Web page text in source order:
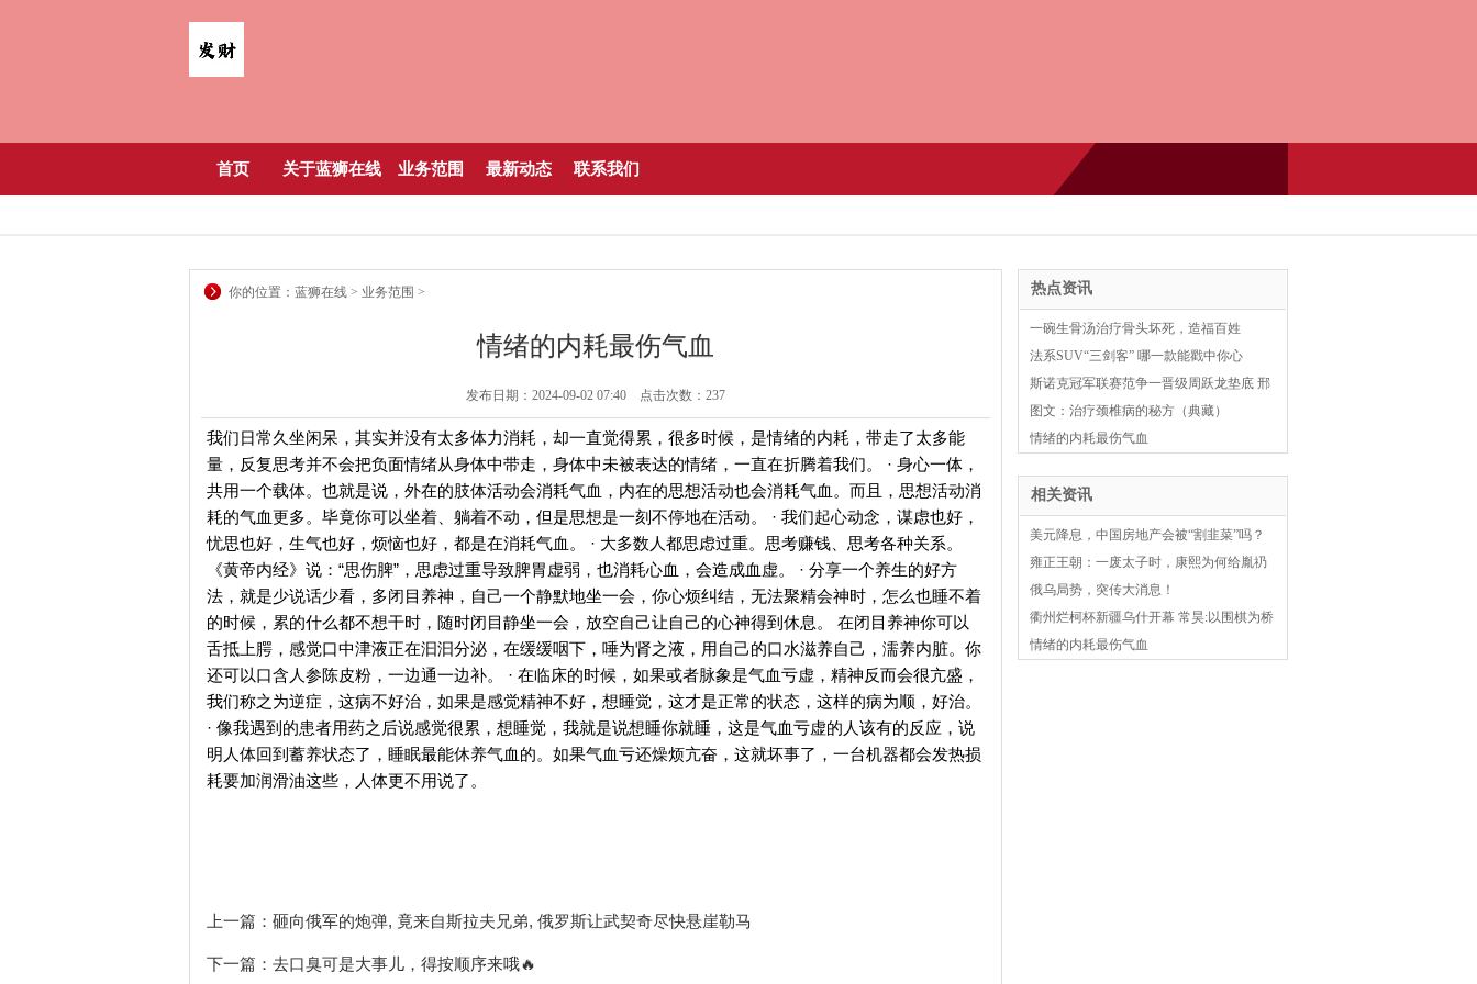
首页 关于蓝狮在线 业务范围 最新动态 联系我们
你的位置： 蓝狮在线 > 业务范围 >
情绪的内耗最伤气血
发布日期：2024-09-02 07:40 点击次数：237
我们日常久坐闲呆，其实并没有太多体力消耗，却一直觉得累，很多时候，是情绪的内耗，带走了太多能
量，反复思考并不会把负面情绪从身体中带走，身体中未被表达的情绪，一直在折腾着我们。 · 身心一体，
共用一个载体。也就是说，外在的肢体活动会消耗气血，内在的思想活动也会消耗气血。而且，思想活动消
耗的气血更多。毕竟你可以坐着、躺着不动，但是思想是一刻不停地在活动。 · 我们起心动念，谋虑也好，
忧思也好，生气也好，烦恼也好，都是在消耗气血。 · 大多数人都思虑过重。思考赚钱、思考各种关系。
《黄帝内经》说：“思伤脾”，思虑过重导致脾胃虚弱，也消耗心血，会造成血虚。 · 分享一个养生的好方
法，就是少说话少看，多闭目养神，自己一个静默地坐一会，你心烦纠结，无法聚精会神时，怎么也睡不着
的时候，累的什么都不想干时，随时闭目静坐一会，放空自己让自己的心神得到休息。 在闭目养神你可以
舌抵上腭，感觉口中津液正在汩汩分泌，在缓缓咽下，唾为肾之液，用自己的口水滋养自己，濡养内脏。你
还可以口含人参陈皮粉，一边通一边补。 · 在临床的时候，如果或者脉象是气血亏虚，精神反而会很亢盛，
我们称之为逆症，这病不好治，如果是感觉精神不好，想睡觉，这才是正常的状态，这样的病为顺，好治。
· 像我遇到的患者用药之后说感觉很累，想睡觉，我就是说想睡你就睡，这是气血亏虚的人该有的反应，说
明人体回到蓄养状态了，睡眠最能休养气血的。如果气血亏还燥烦亢奋，这就坏事了，一台机器都会发热损
耗要加润滑油这些，人体更不用说了。
上一篇： 砸向俄军的炮弹, 竟来自斯拉夫兄弟, 俄罗斯让武契奇尽快悬崖勒马
下一篇： 去口臭可是大事儿，得按顺序来哦🔥
热点资讯
一碗生骨汤治疗骨头坏死，造福百姓
法系SUV“三剑客” 哪一款能戳中你心
斯诺克冠军联赛范争一晋级周跃龙垫底 邢
子豪惜败
图文：治疗颈椎病的秘方（典藏）
情绪的内耗最伤气血
相关资讯
美元降息，中国房地产会被“割韭菜”吗？
雍正王朝：一废太子时，康熙为何给胤礽
和胤祥送火炉而不给胤禔？
俄乌局势，突传大消息！
衢州烂柯杯新疆乌什开幕 常昊:以围棋为桥
梁 和谐共赢
情绪的内耗最伤气血